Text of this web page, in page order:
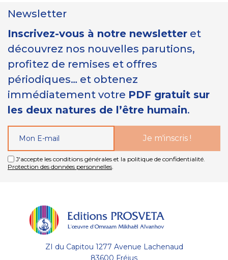
Newsletter
Inscrivez-vous à notre newsletter et
découvrez nos nouvelles parutions,
profitez de remises et offres
périodiques… et obtenez
immédiatement votre PDF gratuit sur
les deux natures de l’être humain.
J'accepte les conditions générales et la politique de confidentialité.
Protection des données personnelles
ZI du Capitou 1277 Avenue Lachenaud
83600 Fréjus